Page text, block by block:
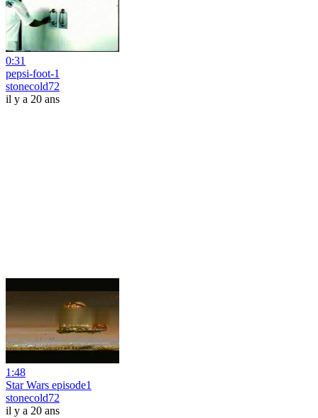
0:31
pepsi-foot-1
stonecold72
il y a 20 ans
1:48
Star Wars episode1
stonecold72
il y a 20 ans